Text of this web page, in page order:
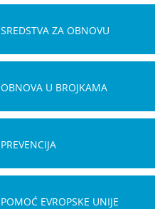
SREDSTVA ZA OBNOVU
OBNOVA U BROJKAMA
PREVENCIJA
POMOĆ EVROPSKE UNIJE